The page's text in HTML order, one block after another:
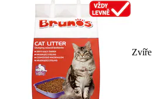
Zvíře